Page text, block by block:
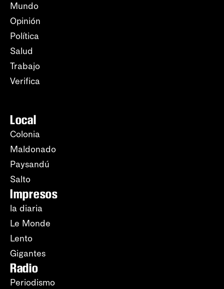
Mundo
Opinión
Política
Salud
Trabajo
Verifica
Local
Colonia
Maldonado
Paysandú
Salto
Impresos
la diaria
Le Monde
Lento
Gigantes
Radio
Periodismo